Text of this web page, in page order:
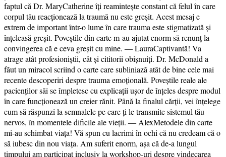
faptul că Dr. MaryCatherine îți reamintește constant că felul în care
corpul tău reacționează la traumă nu este greșit. Acest mesaj e
extrem de important într-o lume în care trauma este stigmatizată și
înțeleasă greșit. Poveștile din carte m-au ajutat enorm să renunț la
convingerea că e ceva greșit cu mine. ― LauraCaptivantă! Va
atrage atât profesioniștii, cât și cititorii obișnuiți. Dr. McDonald a
făut un miracol scriind o carte care subliniază atât de bine cele mai
recente descoperiri despre trauma emoțională. Poveștile reale ale
pacienților săi se împletesc cu explicații ușor de înțeles despre modul
în care funcționează un creier rănit. Până la finalul cărții, vei înțelege
cum să răspunzi la semnalele pe care ți le transmite sistemul tău
nervos, în momentele dificile ale vieții. ― AlexMetodele din carte
mi-au schimbat viața! Vă spun cu lacrimi în ochi că nu credeam că o
să iubesc din nou viața. Am suferit enorm, așa că de-a lungul
timpului am participat inclusiv la workshop-uri despre vindecarea